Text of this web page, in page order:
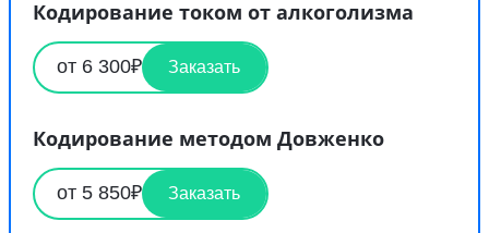
Кодирование током от алкоголизма
от 6 300₽ Заказать
Кодирование методом Довженко
от 5 850₽ Заказать